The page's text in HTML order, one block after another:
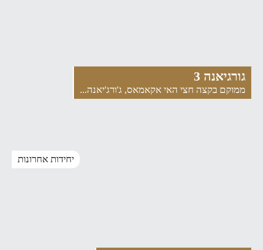
גורגיאנה 3
ממוקם בקצה חצי האי אקאמאס, ג'ורג'יאנה...
יחידות אחרונות